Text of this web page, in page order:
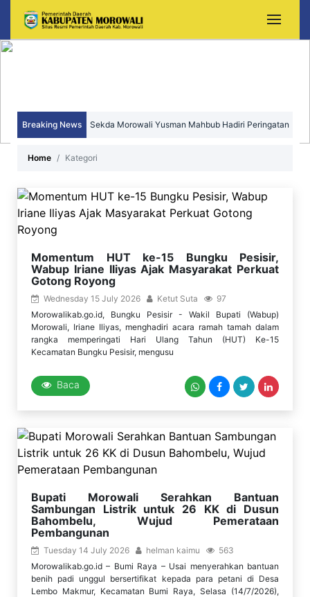
Breaking News
DPRD dan Polres Morowali Pererat Sinergi,
Sekda Morowali Yusman Mahbub Hadiri Peringatan
Home
Kategori
Momentum HUT ke-15 Bungku Pesisir,
Wabup Iriane Iliyas Ajak Masyarakat Perkuat
Gotong Royong
Wednesday 15 July 2026 Ketut Suta
97
Morowalikab.go.id, Bungku Pesisir - Wakil Bupati (Wabup)
Morowali, Iriane Iliyas, menghadiri acara ramah tamah dalam
rangka memperingati Hari Ulang Tahun (HUT) Ke-15
Kecamatan Bungku Pesisir, mengusu
Baca
Bupati Morowali Serahkan Bantuan
Sambungan Listrik untuk 26 KK di Dusun
Bahombelu, Wujud Pemerataan
Pembangunan
Tuesday 14 July 2026 helman kaimu
563
Morowalikab.go.id – Bumi Raya – Usai menyerahkan bantuan
benih padi unggul bersertifikat kepada para petani di Desa
Lembo Makmur, Kecamatan Bumi Raya, Selasa (14/7/2026),